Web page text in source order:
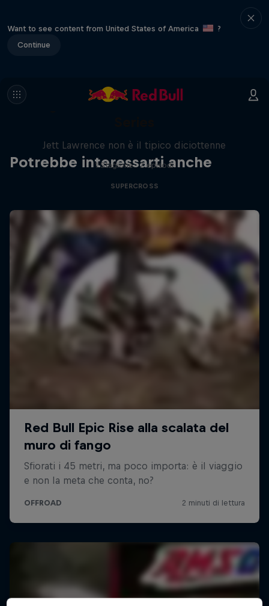
Want to see content from United States of America
?
Continue
Potrebbe interessarti anche
Flight Plan: The Jett Lawrence
Jett Lawrence non è il tipico diciottenne
1 Stagione · 2 episodi
SUPERCROSS